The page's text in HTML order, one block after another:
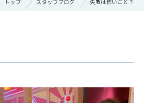
トップ スタッフブログ 失敗は怖いこと？